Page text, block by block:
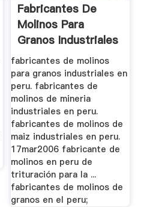
Fabricantes De
Molinos Para
Granos Industriales
En Peru
fabricantes de molinos
para granos industriales en
peru. fabricantes de
molinos de mineria
industriales en peru.
fabricantes de molinos de
maiz industriales en peru.
17mar2006 fabricante de
molinos en peru de
trituración para la ...
fabricantes de molinos de
granos en el peru;